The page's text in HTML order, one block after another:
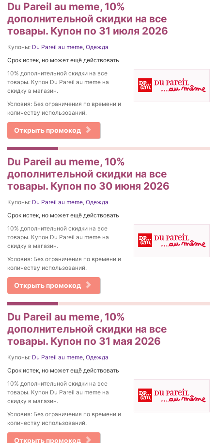
Du Pareil au meme, 10%
дополнительной скидки на все
товары. Купон по 31 июля 2026
Купоны: Du Pareil au meme, Одежда
Срок истек, но может ещё действовать
10% дополнительной скидки на все
товары. Купон Du Pareil au meme на
скидку в магазин.
Условия: Без ограничения по времени и
количеству использований.
Открыть промокод
Du Pareil au meme, 10%
дополнительной скидки на все
товары. Купон по 30 июня 2026
Купоны: Du Pareil au meme, Одежда
Срок истек, но может ещё действовать
10% дополнительной скидки на все
товары. Купон Du Pareil au meme на
скидку в магазин.
Условия: Без ограничения по времени и
количеству использований.
Открыть промокод
Du Pareil au meme, 10%
дополнительной скидки на все
товары. Купон по 31 мая 2026
Купоны: Du Pareil au meme, Одежда
Срок истек, но может ещё действовать
10% дополнительной скидки на все
товары. Купон Du Pareil au meme на
скидку в магазин.
Условия: Без ограничения по времени и
количеству использований.
Открыть промокод